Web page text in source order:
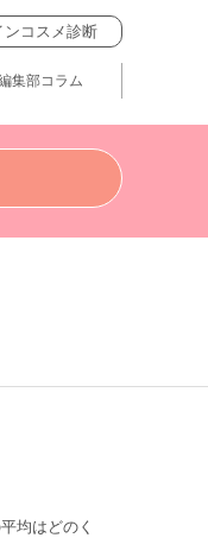
ンコスメ診断
集部コラム
均はどのく